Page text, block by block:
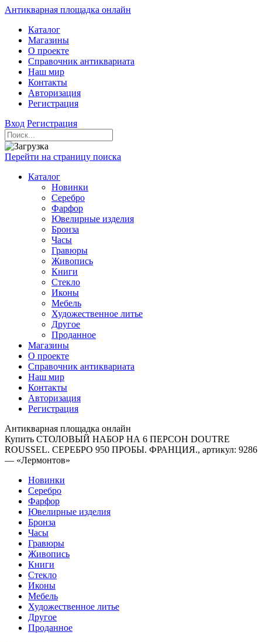
Антикварная площадка онлайн
Каталог
Магазины
О проекте
Справочник антиквариата
Наш мир
Контакты
Авторизация
Регистрация
Вход Регистрация
Перейти на страницу поиска
Каталог
Новинки
Серебро
Фарфор
Ювелирные изделия
Бронза
Часы
Гравюры
Живопись
Книги
Стекло
Иконы
Мебель
Художественное литье
Другое
Проданное
Магазины
О проекте
Справочник антиквариата
Наш мир
Контакты
Авторизация
Регистрация
Антикварная площадка онлайн
Купить СТОЛОВЫЙ НАБОР НА 6 ПЕРСОН DOUTRE
ROUSSEL. СЕРЕБРО 950 ПРОБЫ. ФРАНЦИЯ., артикул: 9286
— «Лермонтов»
Новинки
Серебро
Фарфор
Ювелирные изделия
Бронза
Часы
Гравюры
Живопись
Книги
Стекло
Иконы
Мебель
Художественное литье
Другое
Проданное